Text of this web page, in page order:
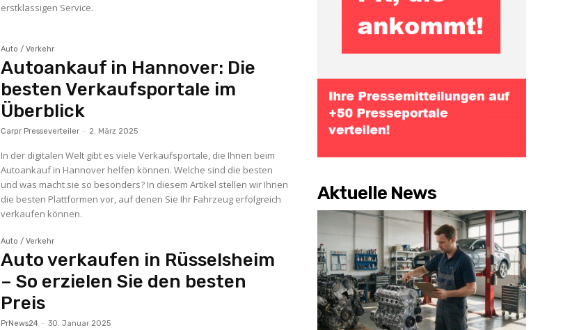
erstklassigen Service.
Auto / Verkehr
Autoankauf in Hannover: Die
besten Verkaufsportale im
Überblick
Carpr Presseverteiler - 2. März 2025
In der digitalen Welt gibt es viele Verkaufsportale, die Ihnen beim
Autoankauf in Hannover helfen können. Welche sind die besten
und was macht sie so besonders? In diesem Artikel stellen wir Ihnen
die besten Plattformen vor, auf denen Sie Ihr Fahrzeug erfolgreich
verkaufen können.
Auto / Verkehr
Auto verkaufen in Rüsselsheim
– So erzielen Sie den besten
Preis
PrNews24 - 30. Januar 2025
Aktuelle News